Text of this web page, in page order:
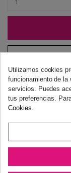
Derecho
Dispones de
necesidad
Utilizamos cookies
funcionamiento de la
servicios. Puedes
tus preferencias.
Cookies